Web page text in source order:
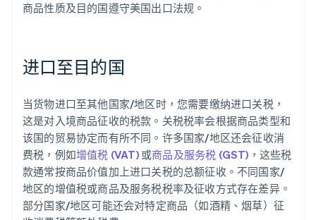
商品性质及目的国遵守美国出口法规。
进口至目的国
当货物进口至其他国家/地区时，您需要缴纳进口关税，
这是对入境商品征收的税款。关税税率会根据商品类型和
该国的贸易协定而有所不同。许多国家/地区还会征收消
费税，例如增值税 (VAT)或商品及服务税 (GST) ，这些税
款通常按商品价值加上进口关税的总额征收。不同国家/
地区的增值税或商品及服务税税率及征收方式存在差异。
部分国家/地区可能还会对特定商品（如酒精、烟草）征
爱尔兰
English
爱沙尼亚
English
奥地利
DeutschEnglish
澳大利亚
English